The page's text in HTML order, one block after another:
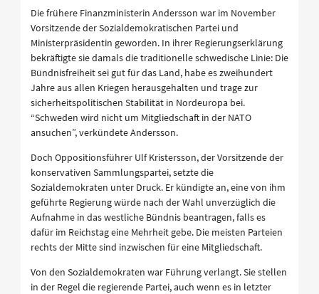
Die frühere Finanzministerin Andersson war im November
Vorsitzende der Sozialdemokratischen Partei und
Ministerpräsidentin geworden. In ihrer Regierungserklärung
bekräftigte sie damals die traditionelle schwedische Linie: Die
Bündnisfreiheit sei gut für das Land, habe es zweihundert
Jahre aus allen Kriegen herausgehalten und trage zur
sicherheitspolitischen Stabilität in Nordeuropa bei.
“Schweden wird nicht um Mitgliedschaft in der NATO
ansuchen”, verkündete Andersson.
Doch Oppositionsführer Ulf Kristersson, der Vorsitzende der
konservativen Sammlungspartei, setzte die
Sozialdemokraten unter Druck. Er kündigte an, eine von ihm
geführte Regierung würde nach der Wahl unverzüglich die
Aufnahme in das westliche Bündnis beantragen, falls es
dafür im Reichstag eine Mehrheit gebe. Die meisten Parteien
rechts der Mitte sind inzwischen für eine Mitgliedschaft.
Von den Sozialdemokraten war Führung verlangt. Sie stellen
in der Regel die regierende Partei, auch wenn es in letzter